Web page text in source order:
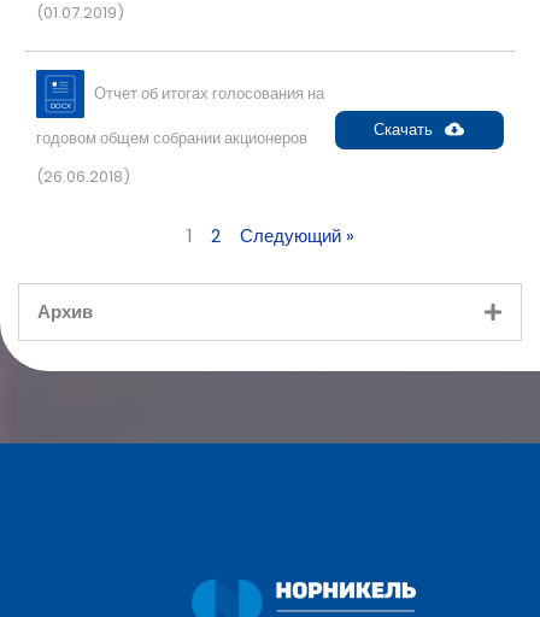
(01.07.2019)
Отчет об итогах голосования на
годовом общем собрании акционеров
(26.06.2018)
Скачать
1 2 Следующий »
Архив